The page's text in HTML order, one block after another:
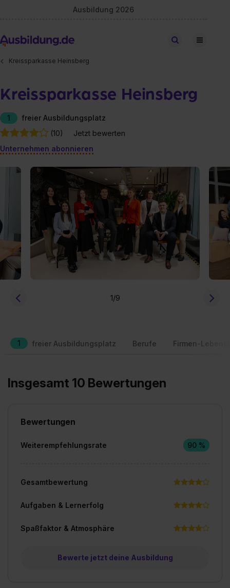
Ausbildung 2026
Stellen finden
Kreissparkasse Heinsberg
Kreissparkasse Heinsberg
1
freier Ausbildungsplatz
(10)
Jetzt bewerten
Unternehmen abonnieren
1/9
1 freier Ausbildungsplatz Berufe Firmen-
Insgesamt 10 Bewertungen
Bewertungen
Weiterempfehlungsrate 90 %
Gesamtbewertung
Aufgaben & Lernerfolg
Spaßfaktor & Atmosphäre
Bewerte jetzt deine Ausbildung